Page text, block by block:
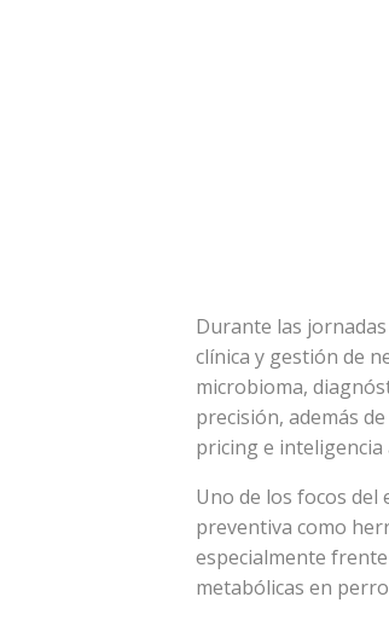
Durante las
clínica y gestión de
microbioma,
precisión, además
pricing e
Uno de los focos del
preventiva como
especialmente
metabólicas en